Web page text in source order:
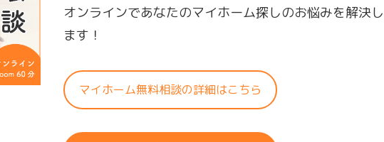
オンラインであなたのマイホーム探しのお悩みを解決し
ます！
マイホーム無料相談の詳細はこちら